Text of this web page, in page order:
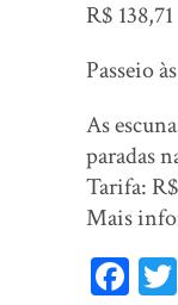
R$ 138,71
Passeio
As
paradas
Tarifa:
Mais
Fa